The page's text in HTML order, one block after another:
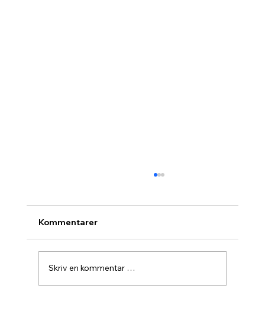
Kommentarer
Skriv en kommentar …